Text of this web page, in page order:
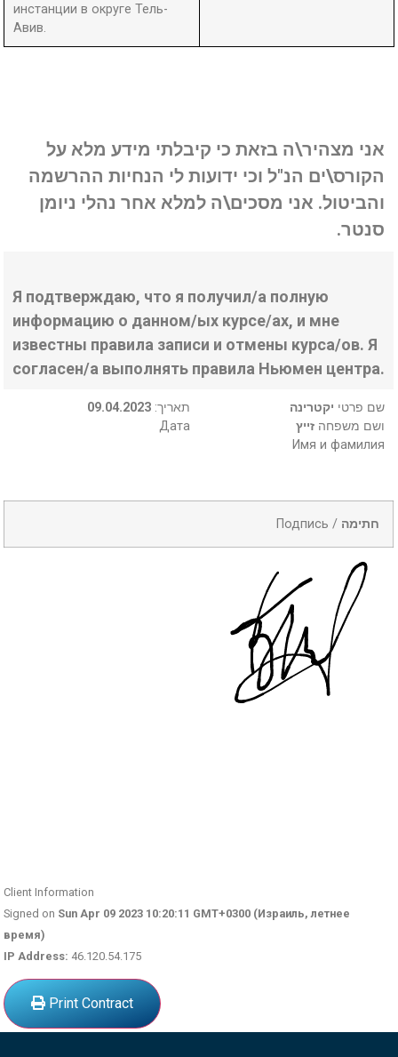
инстанции в округе Тель-
Авив.
אני מצהיר\ה בזאת כי קיבלתי מידע מלא על
הקורס\ים הנ"ל וכי ידועות לי הנחיות ההרשמה
והביטול. אני מסכים\ה למלא אחר נהלי ניומן
סנטר.
Я подтверждаю, что я получил/а полную
информацию о данном/ых курсе/ах, и мне
известны правила записи и отмены курса/ов. Я
согласен/а выполнять правила Ньюмен центра.
09.04.2023 :תאריך
Дата
שם פרטי יקטרינה
ושם משפחה זייץ
Имя и фамилия
Подпись / חתימה
Client Information
Signed on Sun Apr 09 2023 10:20:11 GMT+0300 (Израиль, летнее
время)
IP Address: 46.120.54.175
Print Contract